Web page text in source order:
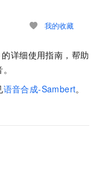
我的收藏
的详细使用指南，帮助
语音合成-Sambert。